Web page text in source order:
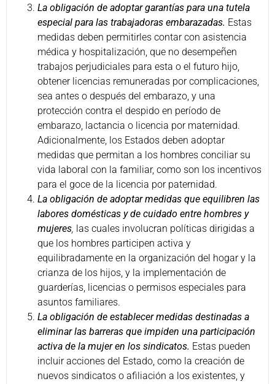
La obligación de adoptar garantías para una tutela
especial para las trabajadoras embarazadas. Estas
medidas deben permitirles contar con asistencia
médica y hospitalización, que no desempeñen
trabajos perjudiciales para esta o el futuro hijo,
obtener licencias remuneradas por complicaciones,
sea antes o después del embarazo, y una
protección contra el despido en período de
embarazo, lactancia o licencia por maternidad.
Adicionalmente, los Estados deben adoptar
medidas que permitan a los hombres conciliar su
vida laboral con la familiar, como son los incentivos
para el goce de la licencia por paternidad.
La obligación de adoptar medidas que equilibren las
labores domésticas y de cuidado entre hombres y
mujeres, las cuales involucran políticas dirigidas a
que los hombres participen activa y
equilibradamente en la organización del hogar y la
crianza de los hijos, y la implementación de
guarderías, licencias o permisos especiales para
asuntos familiares.
La obligación de establecer medidas destinadas a
eliminar las barreras que impiden una participación
activa de la mujer en los sindicatos. Estas pueden
incluir acciones del Estado, como la creación de
nuevos sindicatos o afiliación a los existentes, y